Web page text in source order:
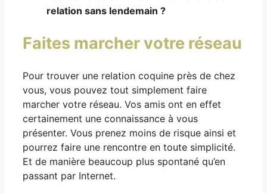
relation sans lendemain ?
Faites marcher votre réseau
Pour trouver une relation coquine près de chez
vous, vous pouvez tout simplement faire
marcher votre réseau. Vos amis ont en effet
certainement une connaissance à vous
présenter. Vous prenez moins de risque ainsi et
pourrez faire une rencontre en toute simplicité.
Et de manière beaucoup plus spontané qu’en
passant par Internet.